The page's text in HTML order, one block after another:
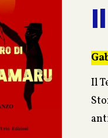
Il